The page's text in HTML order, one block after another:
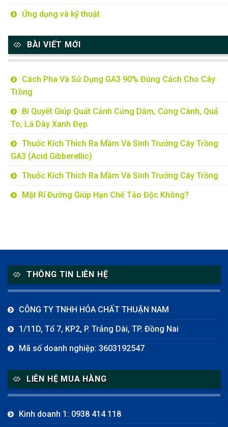
Ứng dụng và kỹ thuật
BÀI VIẾT MỚI
Cách Pha Và Sử Dụng GA3 90% Đúng Cách Cho Cây
Trồng
Bí Quyết Giúp Quất Cảnh Cứng Dăm, Cứng Cành, Quả
To, Lá Dày Xanh Đẹp
Thuốc Kích Thích Ra Mầm Và Sinh Trưởng Cây Trồng
GA3 (Acid Gibberellic)
Thuốc Kích Thích Ra Mầm Và Sinh Trưởng Cây Trồng
Mật Rỉ Đường Giúp Hạn Chế Tảo Độc Không?
THÔNG TIN LIÊN HỆ
CÔNG TY TNHH HÓA CHẤT THUẬN NAM
1/11D, Tổ 7, KP2, P. Trảng Dài, TP. Đồng Nai
Mã số doanh nghiệp: 3603192547
LIÊN HỆ MUA HÀNG
Kinh doanh 1: 0938 414 118